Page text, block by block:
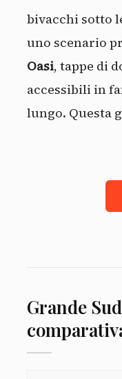
bivacchi sotto
uno scenario
Oasi, tappe di
accessibili in
lungo. Questa
Grande